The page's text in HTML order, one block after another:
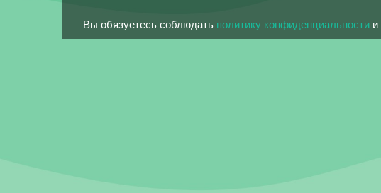
Вы обязуетесь соблюдать политику конфиденциальности и